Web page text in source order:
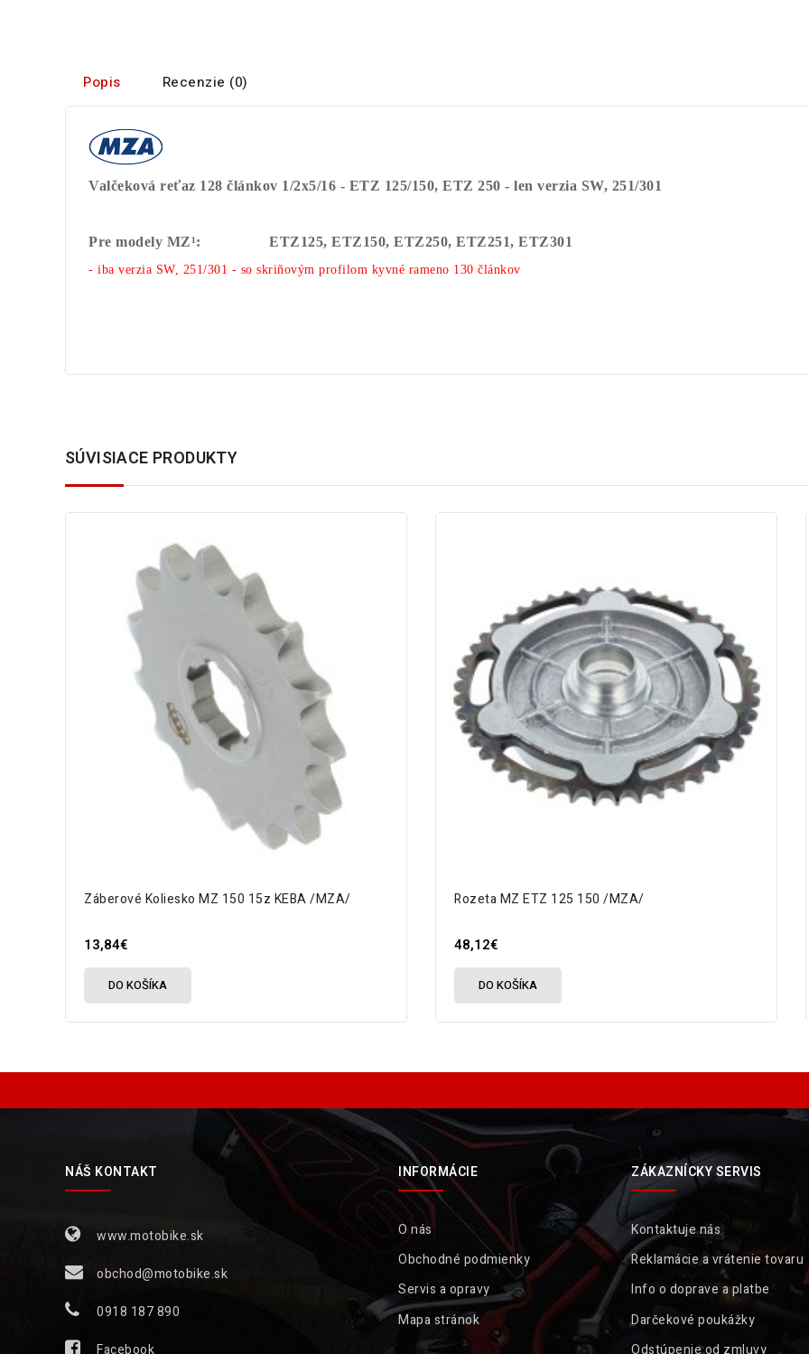
Popis Recenzie (0)
Valčeková reťaz 128 článkov 1/2x5/16 - ETZ 125/150, ETZ 250 - len verzia SW, 251/301
Pre modely MZ¹: ETZ125, ETZ150, ETZ250, ETZ251, ETZ301
- iba verzia SW, 251/301 - so skriňovým profilom kyvné rameno 130 článkov
SÚVISIACE PRODUKTY
Záberové Koliesko MZ 150 15z KEBA /MZA/
13,84€
DO KOŠÍKA
Rozeta MZ ETZ 125 150 /MZA/
48,12€
DO KOŠÍKA
NÁŠ KONTAKT
www.motobike.sk
obchod@motobike.sk
0918 187 890
Facebook
INFORMÁCIE
O nás
Obchodné podmienky
Servis a opravy
Mapa stránok
ZÁKAZNÍCKY SERVIS
Kontaktuje nás
Reklamácie a vrátenie tovaru
Info o doprave a platbe
Darčekové poukážky
Odstúpenie od zmluvy